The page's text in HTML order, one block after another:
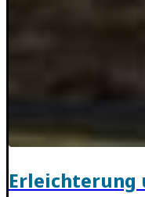
Erleichterung